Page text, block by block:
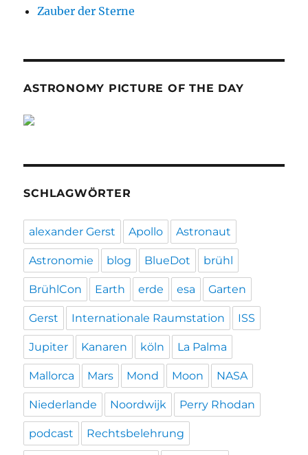
Zauber der Sterne
ASTRONOMY PICTURE OF THE DAY
SCHLAGWÖRTER
alexander Gerst Apollo Astronaut
Astronomie blog BlueDot brühl
BrühlCon Earth erde esa Garten
Gerst Internationale Raumstation ISS
Jupiter Kanaren köln La Palma
Mallorca Mars Mond Moon NASA
Niederlande Noordwijk Perry Rhodan
podcast Rechtsbelehrung